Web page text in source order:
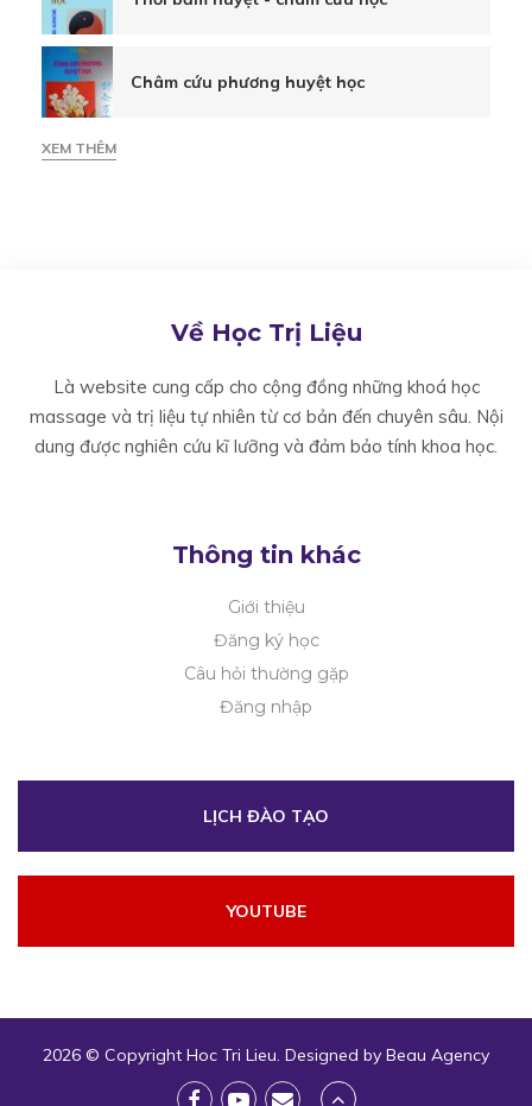
diệnChâm cứu phương huyệt học
XEM THÊM
Về Học Trị Liệu
Là website cung cấp cho cộng đồng những khoá học
massage và trị liệu tự nhiên từ cơ bản đến chuyên sâu. Nội
dung được nghiên cứu kĩ lưỡng và đảm bảo tính khoa học.
Thông tin khác
Giới thiệu
Đăng ký học
Câu hỏi thường gặp
Đăng nhập
LỊCH ĐÀO TẠO
YOUTUBE
2026 © Copyright Hoc Tri Lieu. Designed by Beau Agency